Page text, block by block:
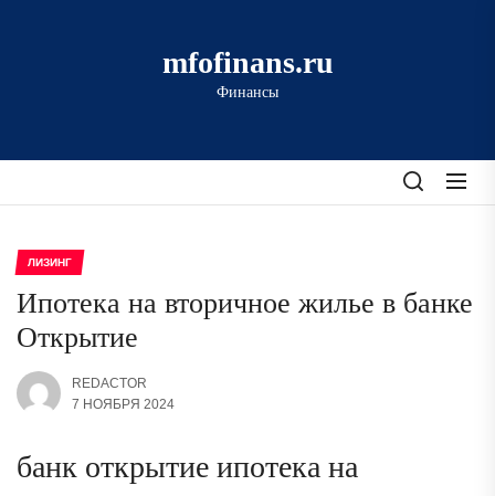
mfofinans.ru
Финансы
ЛИЗИНГ
Ипотека на вторичное жилье в банке
Открытие
REDACTOR
7 НОЯБРЯ 2024
банк открытие ипотека на